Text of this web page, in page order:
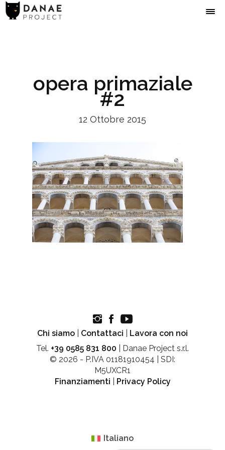
opera primaziale
#2
12 Ottobre 2015
Chi siamo Contattaci
Lavora con noi
Tel. +39 0585 831 800 | Danae Project s.r.l.
© 2026 - P.IVA 01181910454 | SDI:
M5UXCR1
Finanziamenti
Privacy Policy
Italiano